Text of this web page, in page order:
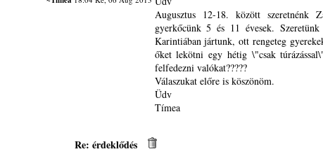
Augusztus 12-18. között szeretnénk
gyerkőcünk 5 és 11 évesek.
Karintiában jártunk, ott rengeteg
őket lekötni egy hétig \"csak
felfedezni valókat?????
Válaszukat előre is köszönöm.
Üdv
Tímea
Re: érdeklődés